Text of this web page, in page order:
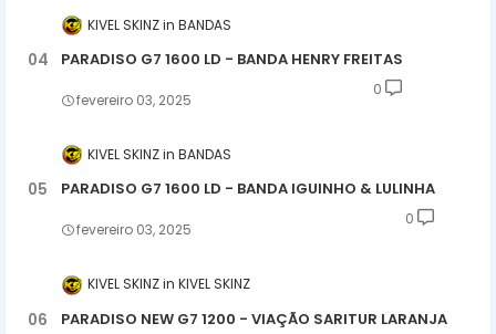
KIVEL SKINZ BANDAS
PARADISO G7 1600 LD - BANDA HENRY FREITAS
fevereiro 03, 2025
0
KIVEL SKINZ BANDAS
PARADISO G7 1600 LD - BANDA IGUINHO & LULINHA
fevereiro 03, 2025
0
KIVEL SKINZ KIVEL SKINZ
PARADISO NEW G7 1200 - VIAÇÃO SARITUR LARANJA